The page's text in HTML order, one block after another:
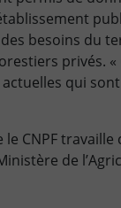
besoins du
privés.
qui
CNPF
de